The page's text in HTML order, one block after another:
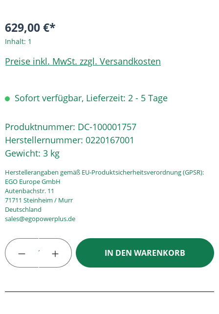
629,00 €*
Inhalt: 1
Preise inkl. MwSt. zzgl. Versandkosten
Sofort verfügbar, Lieferzeit: 2 - 5 Tage
Produktnummer: DC-100001757
Herstellernummer: 0220167001
Gewicht: 3 kg
Herstellerangaben gemäß EU-Produktsicherheitsverordnung (GPSR):
EGO Europe GmbH
Autenbachstr. 11
71711 Steinheim / Murr
Deutschland
sales@egopowerplus.de
Produkt Anzahl: Gib den gewünschten
IN DEN WARENKORB